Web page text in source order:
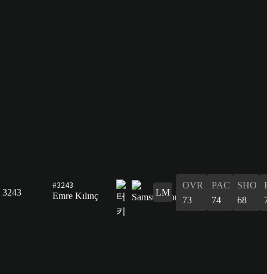
3243
#3243
Emre Kılınç
LM
OVR
73
PAC
74
SHO
68